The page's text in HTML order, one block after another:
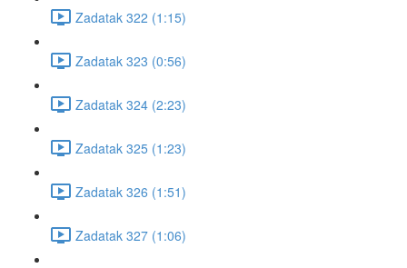
Zadatak 322 (1:15)
Zadatak 323 (0:56)
Zadatak 324 (2:23)
Zadatak 325 (1:23)
Zadatak 326 (1:51)
Zadatak 327 (1:06)